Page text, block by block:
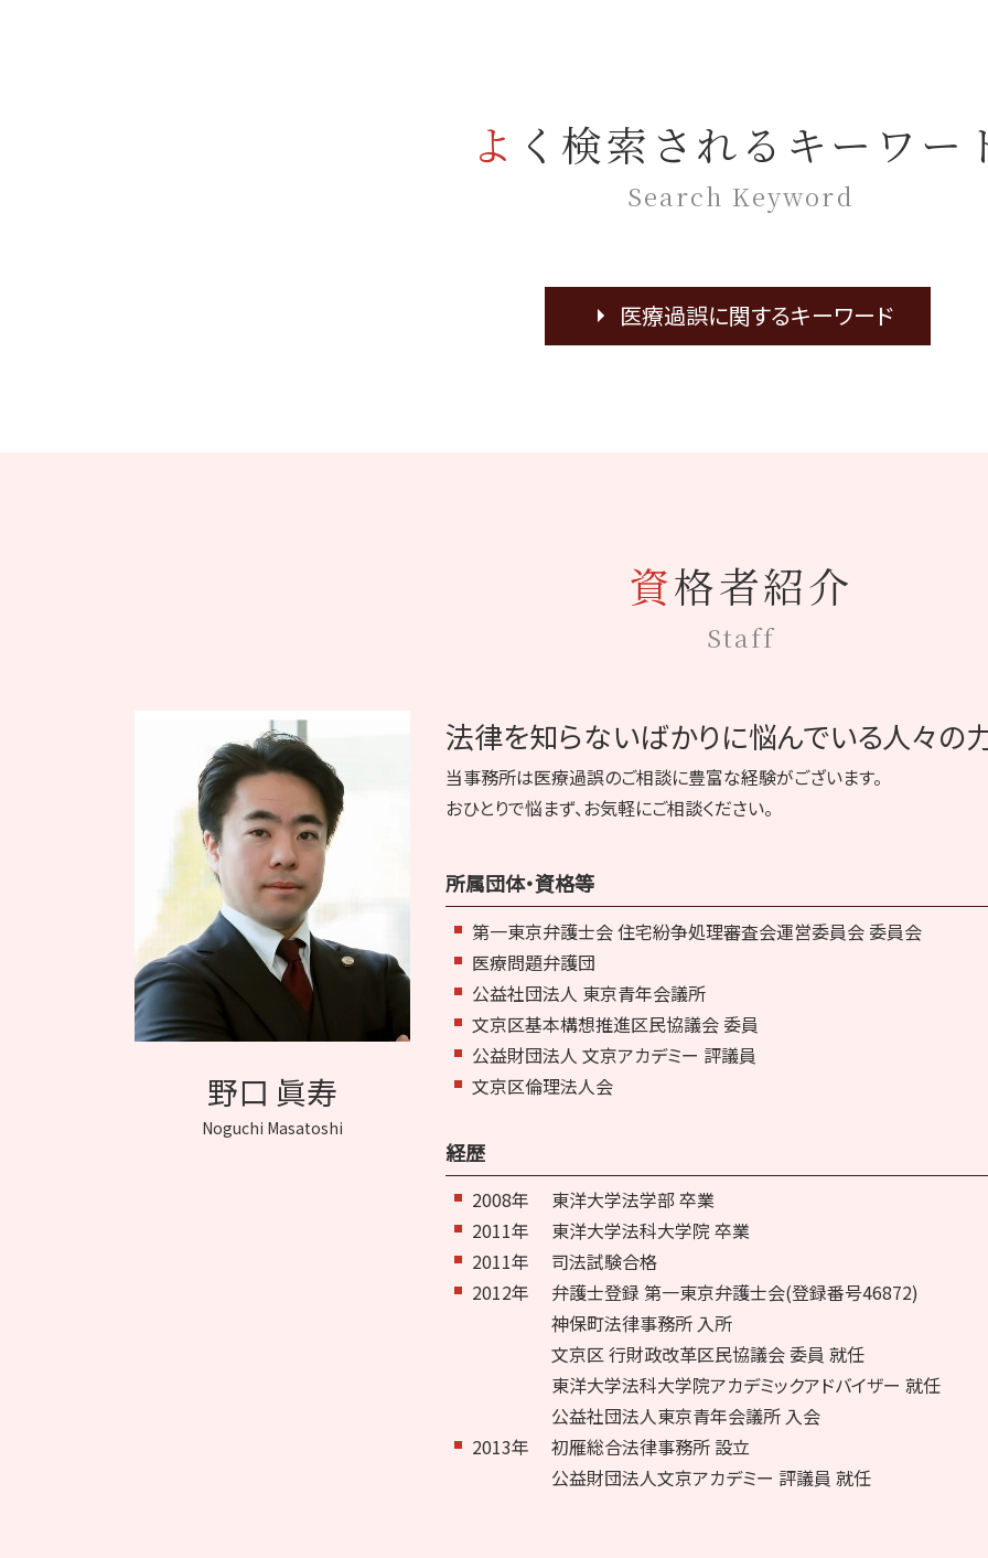
よく検索されるキーワー
Search Keyword
医療過誤に関するキーワード
胃粘膜下腫瘍 誤診
裁判 意見書
医療ミス 死亡
インフォームドコンセント 問題点
医療事故 医療過誤
医療過誤 相談
看護師 医療事故
手術 ガーゼ 置き忘れ 症状
資格者紹介
Staff
野口 眞寿
Noguchi Masatoshi
法律を知らないばかりに悩んでいる人々の
当事務所は医療過誤のご相談に豊富な経験がございます。
おひとりで悩まず、お気軽にご相談ください。
所属団体・資格等
第一東京弁護士会 住宅紛争処理審査会運営委員会 委員会
医療問題弁護団
公益社団法人 東京青年会議所
文京区基本構想推進区民協議会 委員
公益財団法人 文京アカデミー 評議員
文京区倫理法人会
経歴
2008年
東洋大学法学部 卒業
2011年
東洋大学法科大学院 卒業
2011年
司法試験合格
2012年
弁護士登録 第一東京弁護士会(登録番号46872)
神保町法律事務所 入所
文京区 行財政改革区民協議会 委員 就任
東洋大学法科大学院アカデミックアドバイザー 就任
公益社団法人東京青年会議所 入会
2013年
初雁総合法律事務所 設立
公益財団法人文京アカデミー 評議員 就任